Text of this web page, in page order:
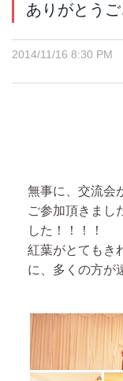
ありがとうご
2014/11/16 8:30 PM
無事に、交流会
ご参加頂きまし
した！！！！
紅葉がとてもき
に、多くの方が